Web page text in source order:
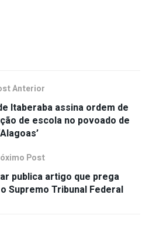
Anterior
Itaberaba assina ordem de
de escola no povoado de
Post
publica artigo que prega
Supremo Tribunal Federal